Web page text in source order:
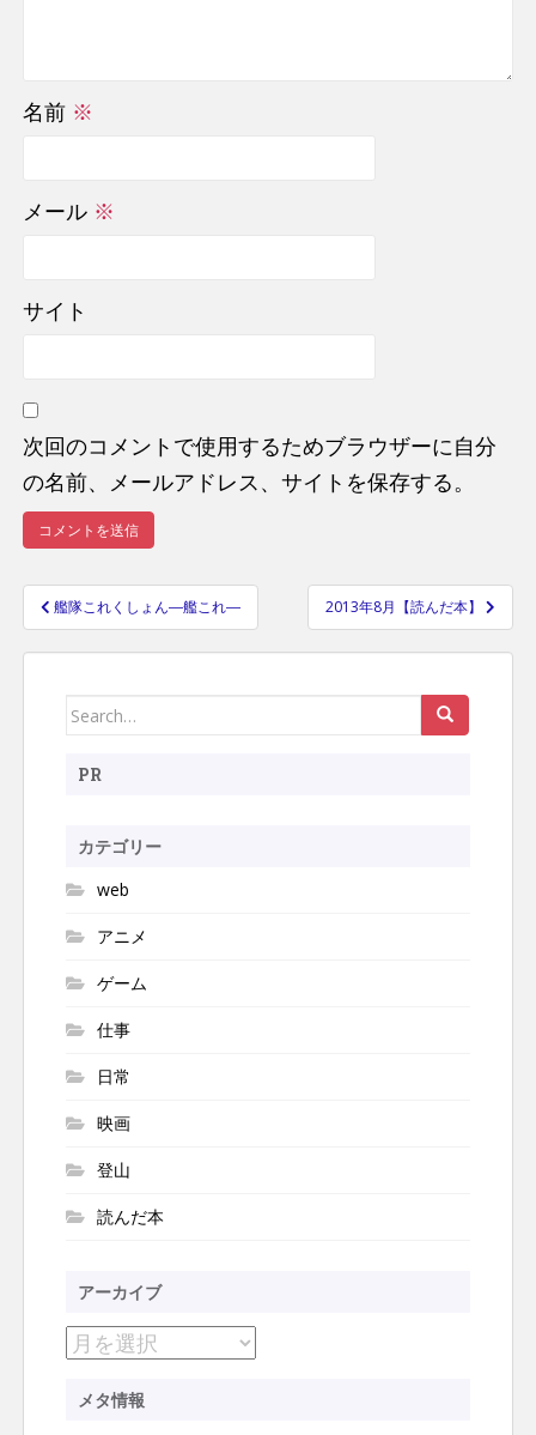
名前 ※
メール ※
サイト
次回のコメントで使用するためブラウザーに自分
の名前、メールアドレス、サイトを保存する。
投
稿
ビ
ー
ョ
ン
艦隊これくしょん―艦これ― 2013年8月【読んだ本】
Search
PR
カテゴリー
web
アニメ
ゲーム
仕事
日常
映画
登山
読んだ本
アーカイブ
ア
カ
メタ情報